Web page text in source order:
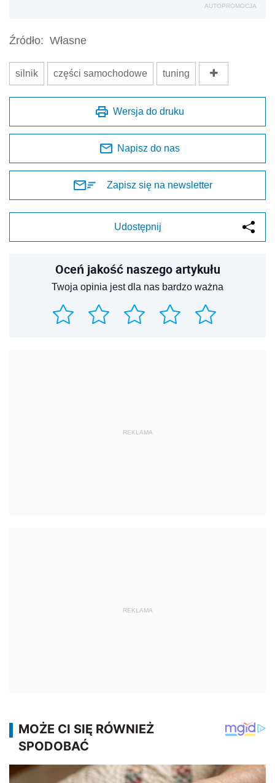
AUTOPROMOCJA
Źródło: Własne
silnik części samochodowe tuning
Wersja do druku
Napisz do nas
Zapisz się na newsletter
Udostępnij
Oceń jakość naszego artykułu
Twoja opinia jest dla nas bardzo ważna
REKLAMA
REKLAMA